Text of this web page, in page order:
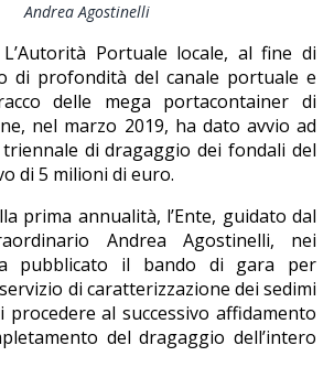
Andrea Agostinelli
L’Autorità Portuale locale, al fine di
di profondità del canale portuale e
delle mega portacontainer di
nel marzo 2019, ha dato avvio ad
di dragaggio dei fondali del
di 5 milioni di euro.
prima annualità, l’Ente, guidato dal
Andrea Agostinelli, nei
pubblicato il bando di gara per
di caratterizzazione dei sedimi
al successivo affidamento
del dragaggio dell’intero